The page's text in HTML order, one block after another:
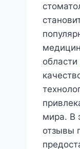
мира. В
отзывы